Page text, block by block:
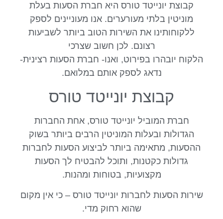
קבוצת יונייטד טורס היא חברת הסעות בעלת
מוניטין בלתי מעורערים. אנו מעוניינים לספק
ללקוחותינו את השירות הטוב ביותר לשביעות
רצונם. לכן חשוב שצרכי
הלקוח יובהרו בפירוט, ואנו- חברת הסעות רצינית-
נדאג לספק אותם במלואם.
קבוצת יונייטד טורס
חברת המוביל יונייטד טורס, אחת החברות
הגדולות ובעלות המוניטין הרבים ביותר בשוק
ההסעות, מתאימה ביותר לביצוע הסעות לחברות
גדולות כקטנות, ותוכל להבטיח לך הסעות
מקצועיות, בטוחות ומהנות.
שירות הסעות לחברות יונייטד טורס – כי אין מקום
שהוא רחוק מדי.